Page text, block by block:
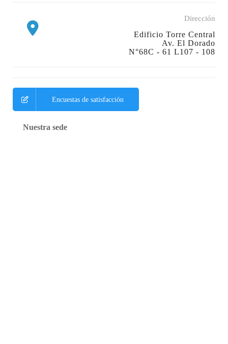
Dirección
Edificio Torre Central
Av. El Dorado
N°68C - 61 L107 - 108
Encuestas de satisfacción
Nuestra sede